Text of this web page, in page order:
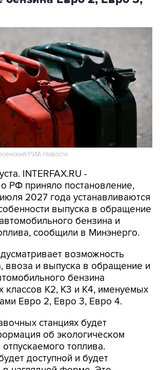
РИА Новости
INTERFAX.RU -
2027 года устанавливаются
выпуска в обращение
бензина и
сообщили в Минэнерго.
возможность
бензина
классов К2, К3 и К4, именуемых
Евро 2, Евро 3, Евро 4.
станциях будет
отпускаемого топлива.
доступной и будет
наглядной форме. Это
сделать осознанный